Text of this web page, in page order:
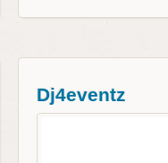
Dj4eventz